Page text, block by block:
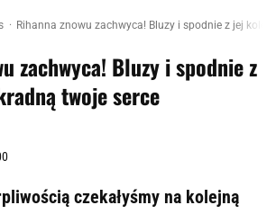
Rihanna znowu zachwyca! Bluzy i spodnie z jej
zachwyca! Bluzy i spodnie z
twoje serce
czekałyśmy na kolejną